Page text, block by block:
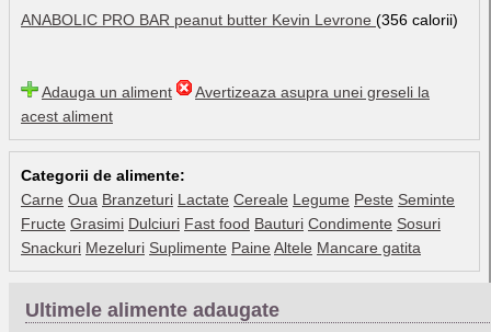
ANABOLIC PRO BAR peanut butter Kevin Levrone (356 calorii)
Adauga un aliment
Avertizeaza asupra unei greseli la
acest aliment
Categorii de alimente:
Carne Oua Branzeturi Lactate Cereale Legume Peste Seminte
Fructe Grasimi Dulciuri Fast food Bauturi Condimente Sosuri
Snackuri Mezeluri Suplimente Paine Altele Mancare gatita
Ultimele alimente adaugate